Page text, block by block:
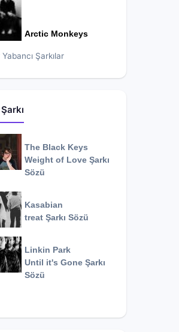
Arctic Monkeys
Şarkılar
The Black Keys
Weight of Love Şarkı
Sözü
Kasabian
treat Şarkı Sözü
Linkin Park
Until it's Gone Şarkı
Sözü